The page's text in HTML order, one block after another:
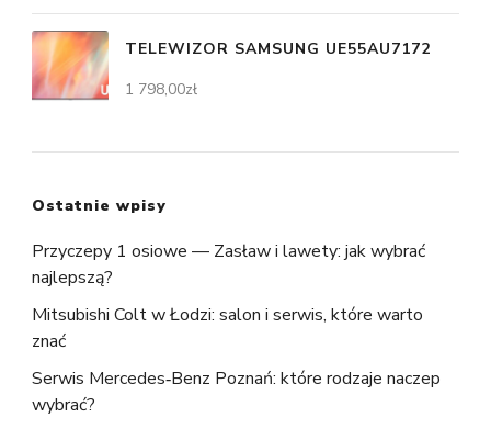
TELEWIZOR SAMSUNG UE55AU7172
1 798,00zł
Ostatnie wpisy
Przyczepy 1 osiowe — Zasław i lawety: jak wybrać
najlepszą?
Mitsubishi Colt w Łodzi: salon i serwis, które warto
znać
Serwis Mercedes‑Benz Poznań: które rodzaje naczep
wybrać?